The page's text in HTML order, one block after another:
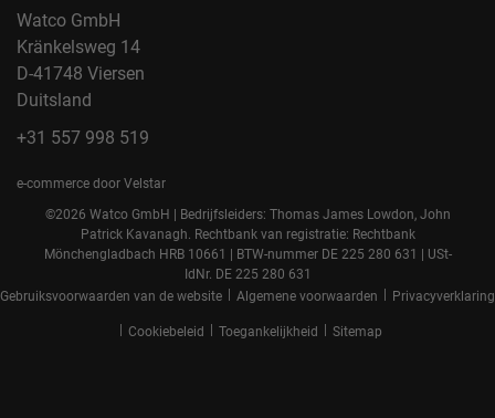
Watco GmbH
Kränkelsweg 14
D-41748 Viersen
Duitsland
+31 557 998 519
e-commerce door Velstar
©2026 Watco GmbH | Bedrijfsleiders: Thomas James Lowdon, John
Patrick Kavanagh. Rechtbank van registratie: Rechtbank
Mönchengladbach HRB 10661 | BTW-nummer DE 225 280 631 | USt-
IdNr. DE 225 280 631
Gebruiksvoorwaarden van de website
Algemene voorwaarden Privacyverklaring
Cookiebeleid Toegankelijkheid Sitemap